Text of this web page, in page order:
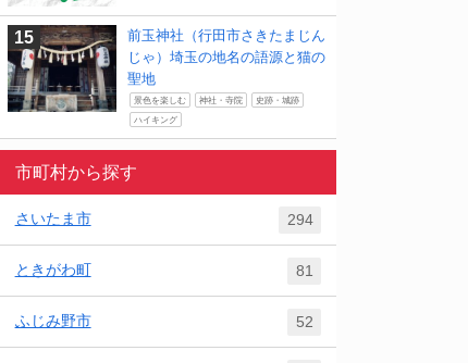
前玉神社（行田市さきたまじん
じゃ）埼玉の地名の語源と猫の
聖地
景色を楽しむ 神社・寺院 史跡・城跡
ハイキング
市町村から探す
さいたま市 294
ときがわ町 81
ふじみ野市 52